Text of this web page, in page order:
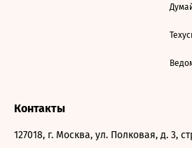
Контакты
127018, г. Москва, ул. Полковая, д. 3,